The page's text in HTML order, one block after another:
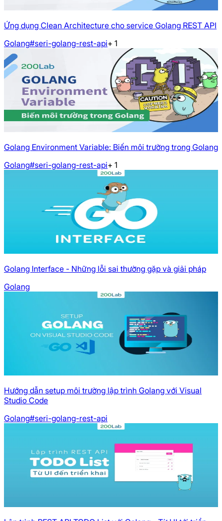
Ứng dụng Clean Architecture cho service Golang REST API
Golang#seri-golang-rest-api+ 1
Golang Environment Variable: Biến môi trường trong Golang
Golang#seri-golang-rest-api+ 1
Golang Interface - Những lỗi sai thường gặp và giải pháp
Golang
Hướng dẫn setup môi trường lập trình Golang với Visual
Studio Code
Golang#seri-golang-rest-api